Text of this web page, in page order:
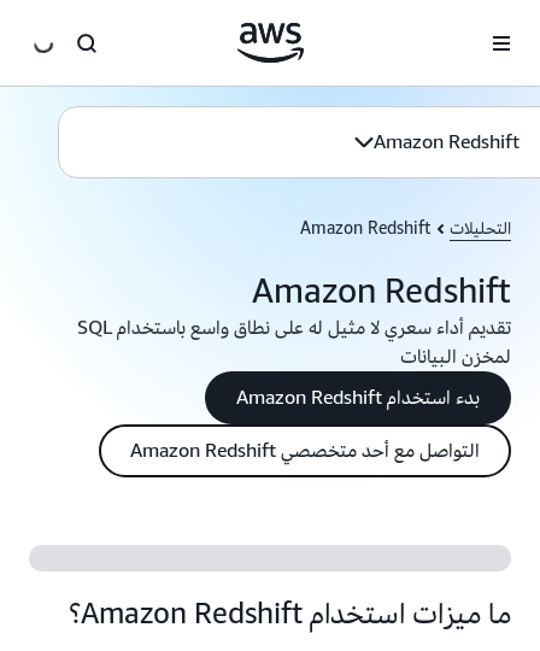
Amazon Redshift
التحليلات Amazon Redshift
Amazon Redshift
تقديم أداء سعري لا مثيل له على نطاق واسع باستخدام SQL
لمخزن البيانات
بدء استخدام Amazon Redshift
التواصل مع أحد متخصصي Amazon Redshift
ما ميزات استخدام Amazon Redshift؟